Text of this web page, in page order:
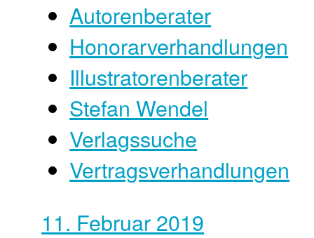
Autorenberater
Honorarverhandlungen
Illustratorenberater
Stefan Wendel
Verlagssuche
Vertragsverhandlungen
11. Februar 2019